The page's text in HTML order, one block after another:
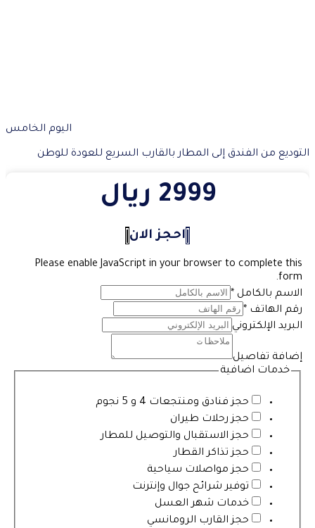
اليوم الخامس
التوديع من الفندق إلى المطار بالقارب السريع للعودة للوطن
2999 ريال
احجز الان
Please enable JavaScript in your browser to complete this
form.
الاسم بالكامل *
رقم الهاتف *
البريد الإلكتروني
إضافة تفاصيل
خدمات اضافية
حجز فنادق ومنتجعات 4 و 5 نجوم
حجز رحلات طيران
حجز الاستقبال والتوصيل للمطار
حجز تذاكر القطار
حجز مواصلات سياحية
توفير شرائح جوال وإنترنت
خدمات شهر العسل
حجز القارب الرومانسي